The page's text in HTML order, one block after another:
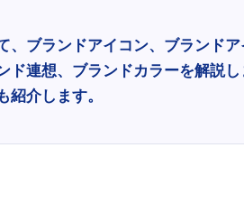
、ブランドアイコン、ブランド
ド連想、ブランドカラーを解説
介します。